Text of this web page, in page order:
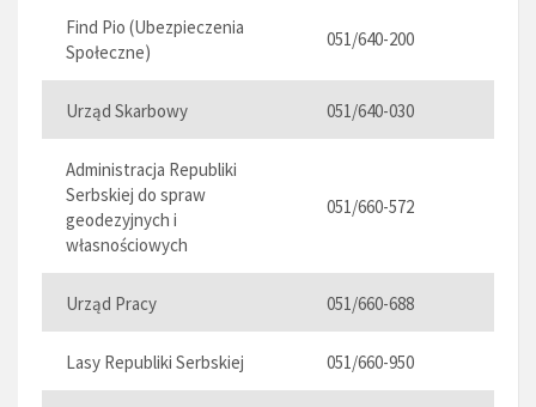
Find Pio (Ubezpieczenia
Społeczne)
051/640-200
Urząd Skarbowy 051/640-030
Administracja Republiki
Serbskiej do spraw
geodezyjnych i
własnościowych
051/660-572
Urząd Pracy 051/660-688
Lasy Republiki Serbskiej 051/660-950